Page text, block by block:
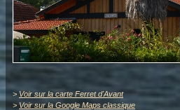
> Voir sur la carte Ferret d'Avant
>Voir sur la Google Maps classique